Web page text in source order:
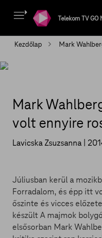
Telekom TV GO
Kezdőlap Mark
Mark
volt ennyire
Lavicska Zsuzsanna |
Júliusban kerül a
Forradalom, és épp itt
őszinte és vicces
készült A majmok
elsősorban Mark